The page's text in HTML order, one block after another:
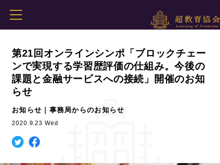
第21回オンラインシンポ「ブロックチェー
ンで実現する学習歴評価の仕組み。今後の
課題と金融サービスへの接続」開催のお知
らせ
お知らせ｜事務局からのお知らせ
2020.9.23 Wed